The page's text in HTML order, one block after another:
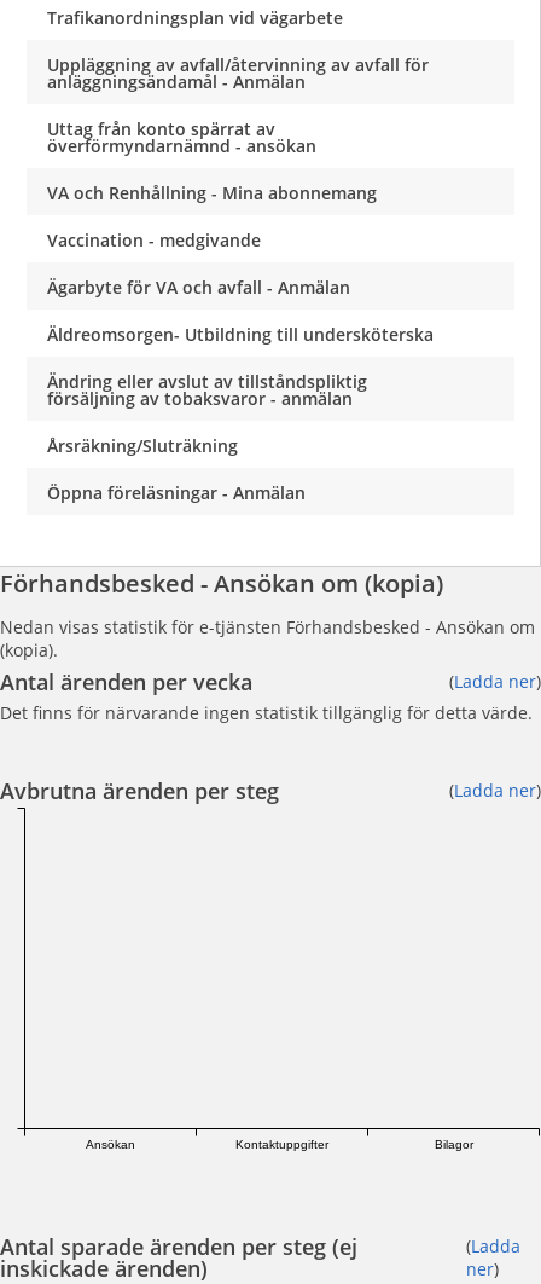
Trafikanordningsplan vid vägarbete
Uppläggning av avfall/återvinning av avfall för
anläggningsändamål - Anmälan
Uttag från konto spärrat av
överförmyndarnämnd - ansökan
VA och Renhållning - Mina abonnemang
Vaccination - medgivande
Ägarbyte för VA och avfall - Anmälan
Äldreomsorgen- Utbildning till undersköterska
Ändring eller avslut av tillståndspliktig
försäljning av tobaksvaror - anmälan
Årsräkning/Sluträkning
Öppna föreläsningar - Anmälan
Förhandsbesked - Ansökan om (kopia)
Nedan visas statistik för e-tjänsten Förhandsbesked - Ansökan om
(kopia).
Antal ärenden per vecka (Ladda ner)
Det finns för närvarande ingen statistik tillgänglig för detta värde.
Avbrutna ärenden per steg (Ladda ner)
Ansökan Kontaktuppgifter Bilagor
Antal sparade ärenden per steg (ej
inskickade ärenden)
(Ladda
ner)